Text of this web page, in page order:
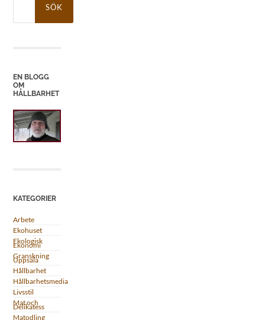
EN BLOGG
OM
HÅLLBARHET
KATEGORIER
Arbete
Ekohuset
Ekologisk
Ekonomi
Granskning
Uppsala
Hållbarhet
Hållbarhetsmedia
Livsstil
Mat och
Delikatess
Matodling